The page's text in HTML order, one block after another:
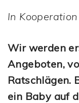
In
Wir werden
Angeboten,
Ratschlägen.
ein Baby auf